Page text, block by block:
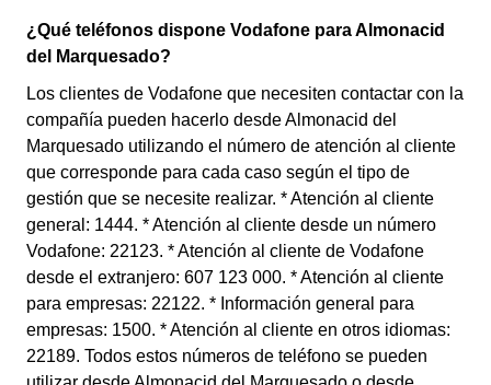
¿Qué teléfonos dispone Vodafone para Almonacid
del Marquesado?
Los clientes de Vodafone que necesiten contactar con la
compañía pueden hacerlo desde Almonacid del
Marquesado utilizando el número de atención al cliente
que corresponde para cada caso según el tipo de
gestión que se necesite realizar. * Atención al cliente
general: 1444. * Atención al cliente desde un número
Vodafone: 22123. * Atención al cliente de Vodafone
desde el extranjero: 607 123 000. * Atención al cliente
para empresas: 22122. * Información general para
empresas: 1500. * Atención al cliente en otros idiomas:
22189. Todos estos números de teléfono se pueden